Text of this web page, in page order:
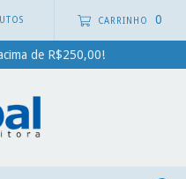
CARRINHO 0
de R$250,00!